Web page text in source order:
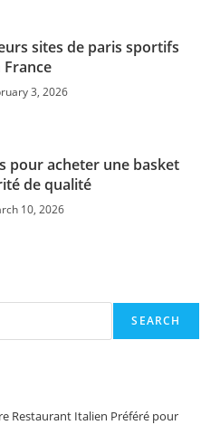
sites de paris sportifs
France
3, 2026
pour acheter une basket
de qualité
10, 2026
SEARCH
Restaurant Italien Préféré pour